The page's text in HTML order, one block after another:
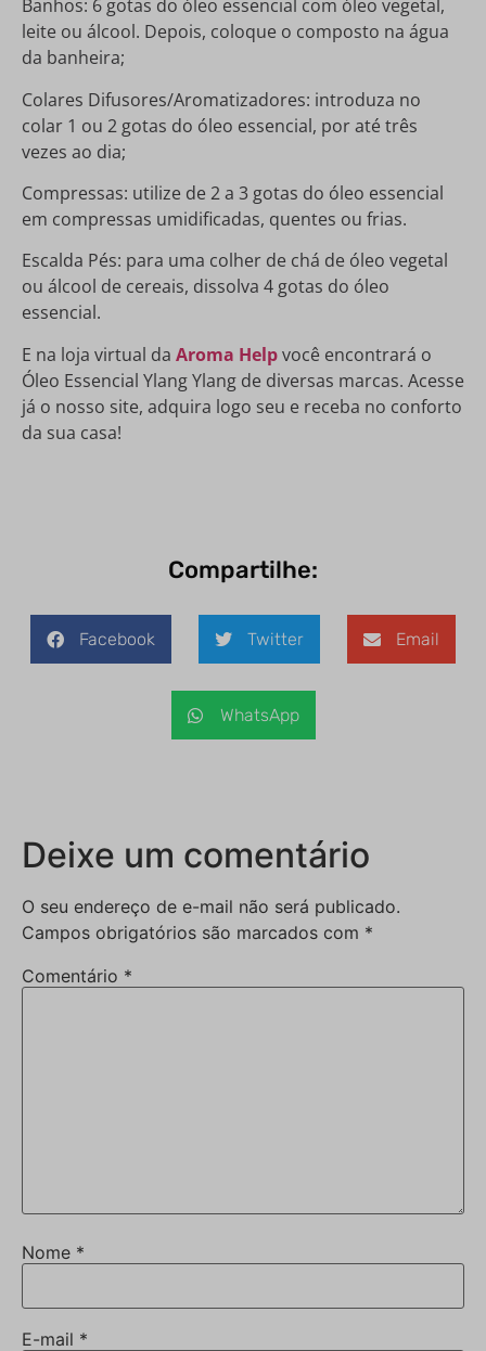
Banhos: 6 gotas do óleo essencial com óleo vegetal,
leite ou álcool. Depois, coloque o composto na água
da banheira;
Colares Difusores/Aromatizadores: introduza no
colar 1 ou 2 gotas do óleo essencial, por até três
vezes ao dia;
Compressas: utilize de 2 a 3 gotas do óleo essencial
em compressas umidificadas, quentes ou frias.
Escalda Pés: para uma colher de chá de óleo vegetal
ou álcool de cereais, dissolva 4 gotas do óleo
essencial.
E na loja virtual da Aroma Helpvocê encontrará o
Óleo Essencial Ylang Ylang de diversas marcas. Acesse
já o nosso site, adquira logo seu e receba no conforto
da sua casa!
Compartilhe:
Facebook Twitter Email
WhatsApp
Deixe um comentário
O seu endereço de e-mail não será publicado.
Campos obrigatórios são marcados com *
Comentário *
Nome *
E-mail *